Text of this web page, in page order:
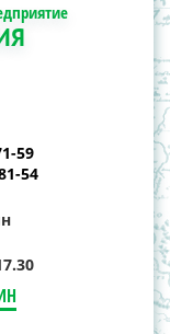
59
54